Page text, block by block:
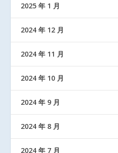
2025 年 1 月
2024 年 12 月
2024 年 11 月
2024 年 10 月
2024 年 9 月
2024 年 8 月
2024 年 7 月